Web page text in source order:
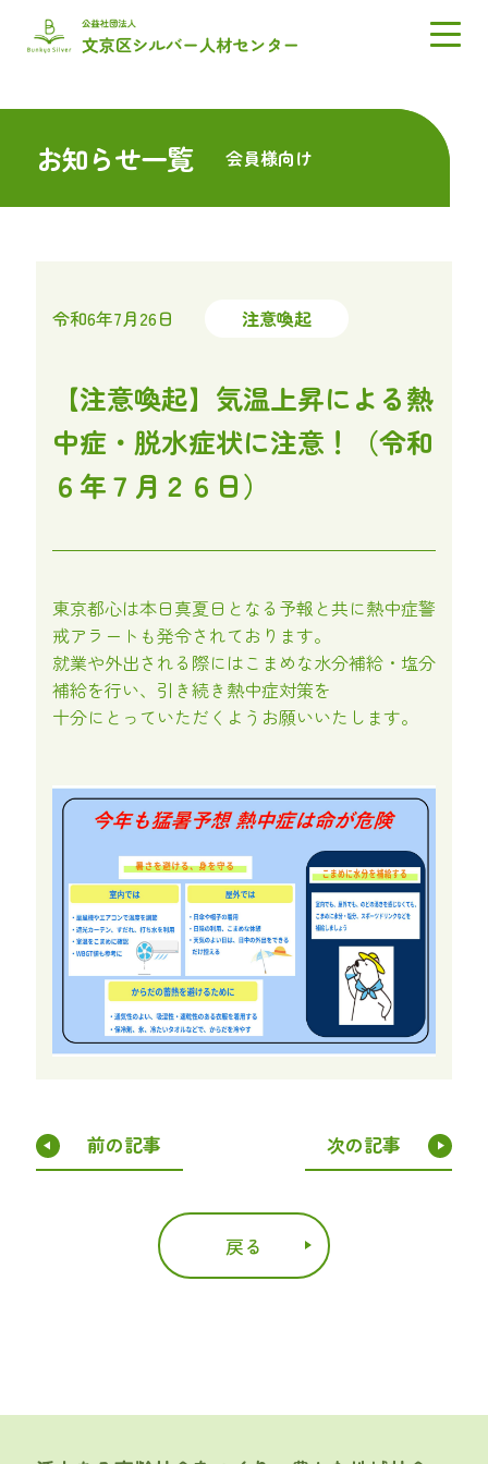
お知らせ一覧 会員様向け
令和6年7月26日 注意喚起
【注意喚起】気温上昇による熱
中症・脱水症状に注意！（令和
６年７月２６日）
東京都心は本日真夏日となる予報と共に熱中症警
戒アラートも発令されております。
就業や外出される際にはこまめな水分補給・塩分
補給を行い、引き続き熱中症対策を
十分にとっていただくようお願いいたします。
前の記事 次の記事
戻る